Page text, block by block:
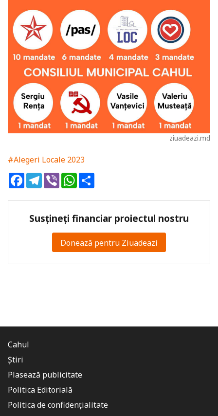
ziuadeazi.md
#Alegeri Locale 2023
FacebookTelegram
ViberWhatsApp
Susțineți financiar proiectul nostru
Donează pentru Ziuadeazi
Cahul
Știri
Plasează publicitate
Politica Editorială
Politica de confidențialitate